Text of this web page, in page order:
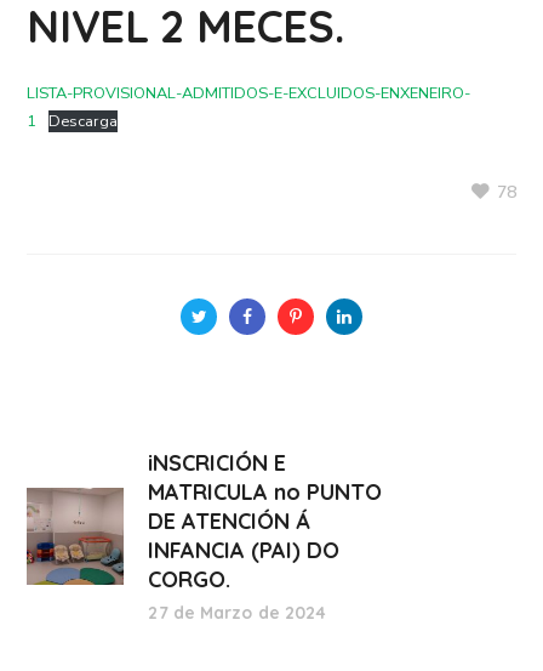
NIVEL 2 MECES.
LISTA-PROVISIONAL-ADMITIDOS-E-EXCLUIDOS-ENXENEIRO-
1
Descarga
78
iNSCRICIÓN E
MATRICULA no PUNTO
DE ATENCIÓN Á
INFANCIA (PAI) DO
CORGO.
27 de Marzo de 2024